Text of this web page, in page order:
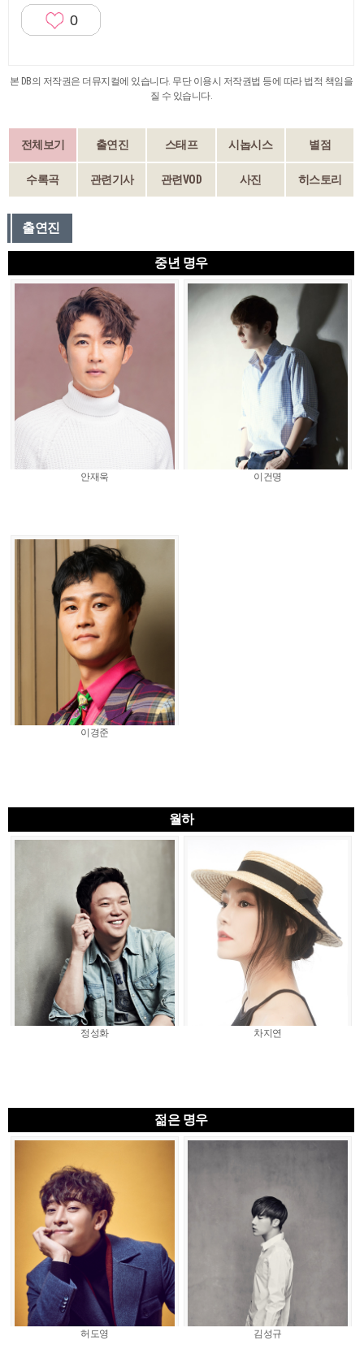
0
본 DB의 저작권은 더뮤지컬에 있습니다. 무단 이용시 저작권법 등에 따라 법적 책임을
질 수 있습니다.
전체보기 출연진 스태프 시놉시스 별점
수록곡 관련기사 관련VOD 사진 히스토리
출연진
중년 명우
안재욱 이건명
이경준
월하
정성화 차지연
젊은 명우
허도영 김성규